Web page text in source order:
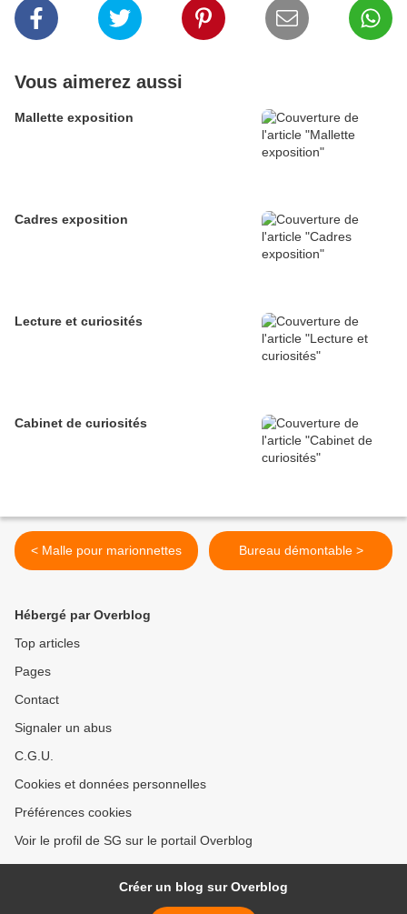
Vous aimerez aussi
Mallette exposition
Cadres exposition
Lecture et curiosités
Cabinet de curiosités
< Malle pour marionnettes Bureau démontable >
Hébergé par Overblog
Top articles
Pages
Contact
Signaler un abus
C.G.U.
Cookies et données personnelles
Préférences cookies
Voir le profil de SG sur le portail Overblog
Créer un blog sur Overblog